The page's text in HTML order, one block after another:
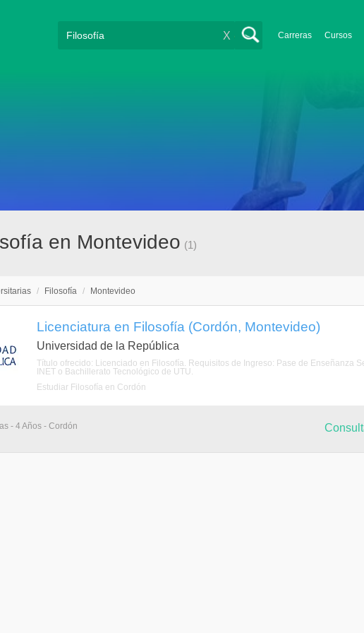
Carreras Cursos
X
en Montevideo (1)
/ Filosofía / Montevideo
Licenciatura en Filosofía (Cordón, Montevideo)
Universidad de la República
Título ofrecido: Licenciado en Filosofía. Requisitos de Ingreso: Pase de Enseñanza
INET o Bachillerato Tecnológico de UTU.
Estudiar Filosofía en Cordón
- 4 Años - Cordón